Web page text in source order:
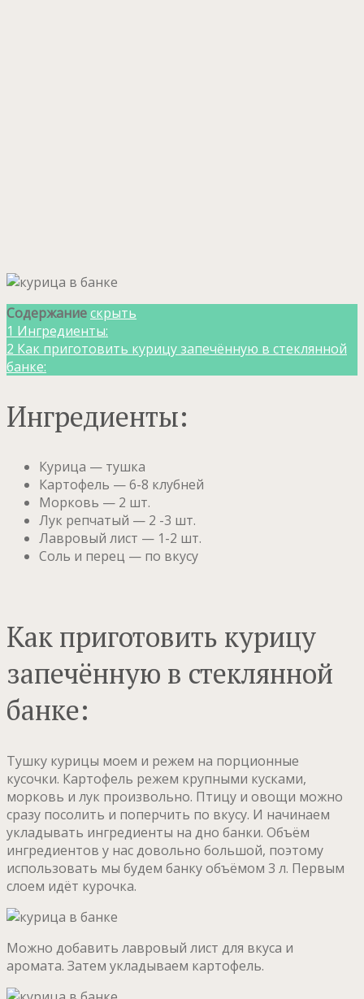
Содержаниескрыть
1 Ингредиенты:
2 Как приготовить курицу запечённую в стеклянной
банке:
Ингредиенты:
Курица — тушка
Картофель — 6-8 клубней
Морковь — 2 шт.
Лук репчатый — 2 -3 шт.
Лавровый лист — 1-2 шт.
Соль и перец — по вкусу
Как приготовить курицу
запечённую в стеклянной
банке:
Тушку курицы моем и режем на порционные
кусочки. Картофель режем крупными кусками,
морковь и лук произвольно. Птицу и овощи можно
сразу посолить и поперчить по вкусу. И начинаем
укладывать ингредиенты на дно банки. Объём
ингредиентов у нас довольно большой, поэтому
использовать мы будем банку объёмом 3 л. Первым
слоем идёт курочка.
Можно добавить лавровый лист для вкуса и
аромата. Затем укладываем картофель.